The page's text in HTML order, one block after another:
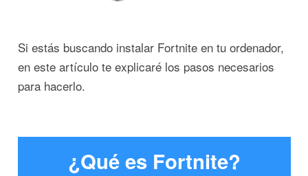
Si estás buscando instalar Fortnite en tu ordenador,
en este artículo te explicaré los pasos necesarios
para hacerlo.
¿Qué es Fortnite?